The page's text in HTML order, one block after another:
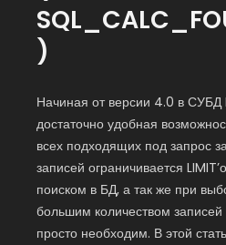
)
Начиная от версии 4.0 в СУБД
достаточно удобная
всех подходящих под запрос
записей ограничивается
поиском в БД, а так же при
большим количеством
просто необходим. В этой